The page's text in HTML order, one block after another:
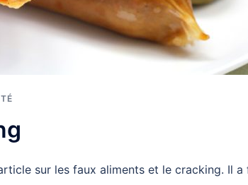
sur les faux aliments et le cracking. Il